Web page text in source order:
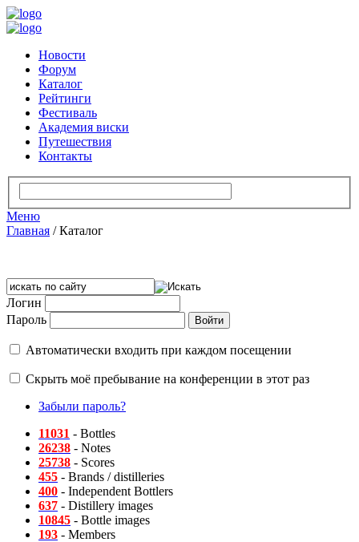
Новости
Форум
Каталог
Рейтинги
Фестиваль
Академия виски
Путешествия
Контакты
Меню
Главная /Каталог
Логин
Пароль
Автоматически входить при каждом посещении
Скрыть моё пребывание на конференции в этот раз
Забыли пароль?
11031 - Bottles
26238 - Notes
25738 - Scores
455 - Brands / distilleries
400 - Independent Bottlers
637 - Distillery images
10845 - Bottle images
193 - Members